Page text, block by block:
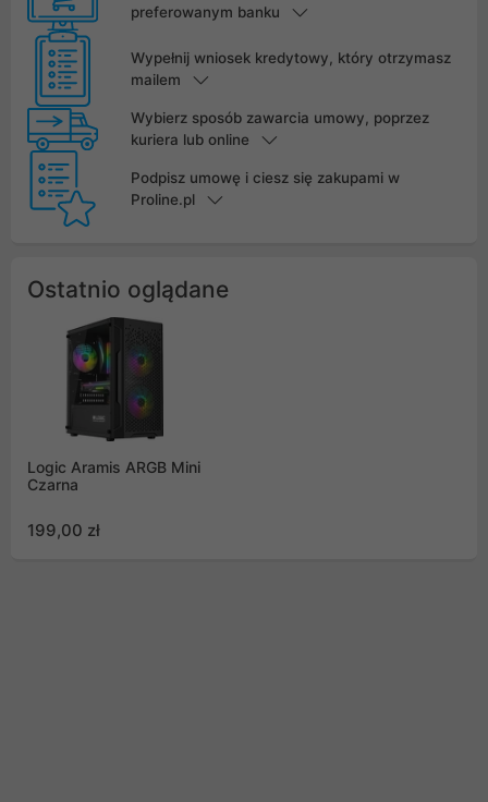
preferowanym banku
Wypełnij wniosek kredytowy, który otrzymasz
mailem
Wybierz sposób zawarcia umowy, poprzez
kuriera lub online
Podpisz umowę i ciesz się zakupami w
Proline.pl
Ostatnio oglądane
Logic Aramis ARGB Mini
Czarna
199,00 zł